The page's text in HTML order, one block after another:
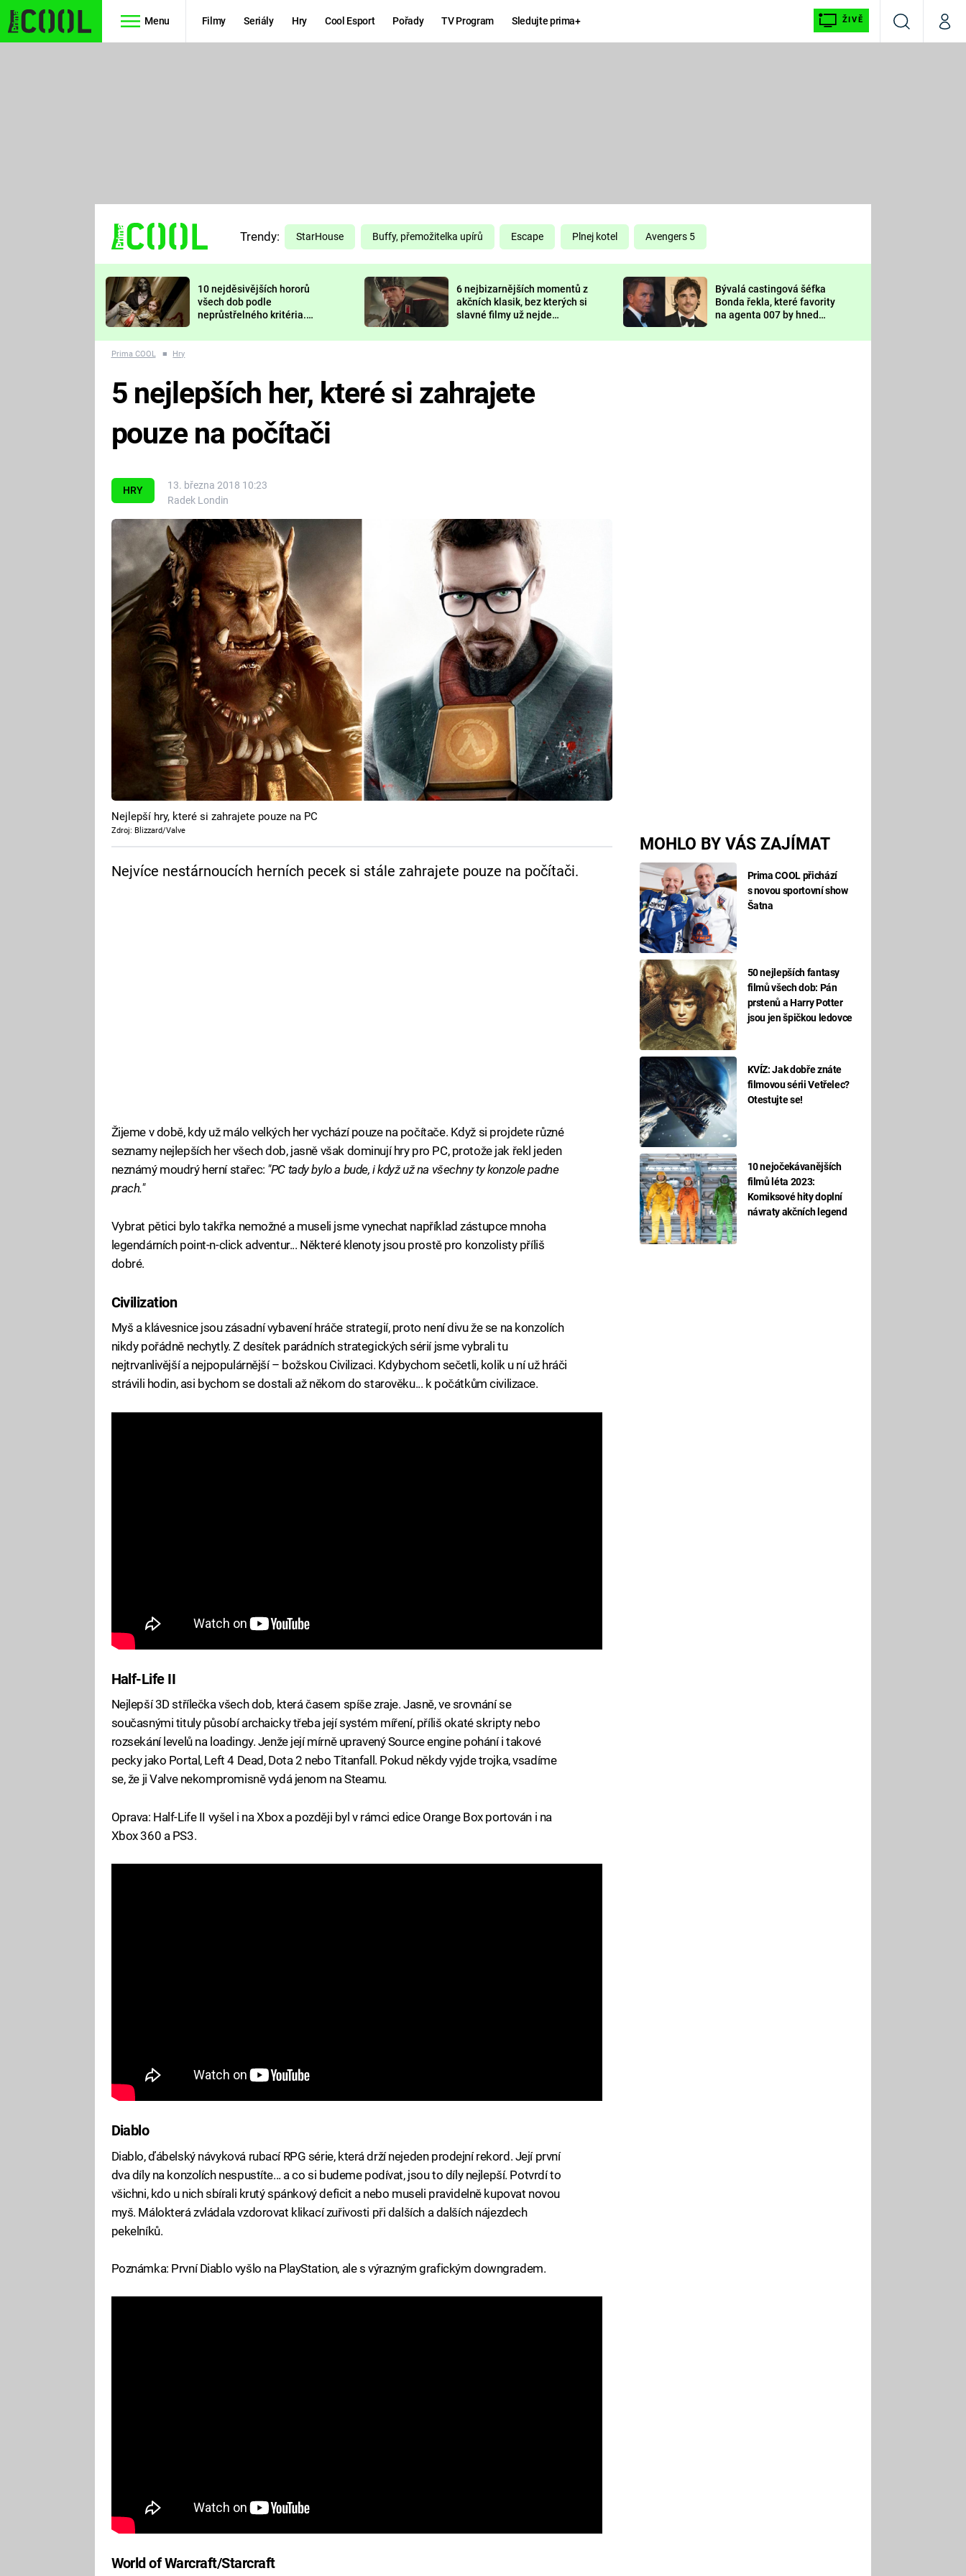
Menu Filmy Seriály Hry Cool Esport Pořady TV Program Sledujte prima+ ŽIVĚ
VyhledáváníMůj
TŘESKU
FUTURAMA
PREDÁTOR
DELIVERANCE
KOMEDIE
CHUCK
NORRIS
DEADPOOL
Prima LAJK
Sledujte nás
Trendy: StarHouse Buffy, přemožitelka upírů Escape Plnej kotel Avengers 5
10 nejděsivějších hororů
všech dob podle
neprůstřelného kritéria.
nejvíc zvednou tep?
6 nejbizarnějších momentů z
akčních klasik, bez kterých si
slavné filmy už nejde
Bývalá castingová šéfka
Bonda řekla, které favority
na agenta 007 by hned
Prima COOL ■ Hry
HRY
13. března 2018 10:23
Radek Londin
MOHLO BY VÁS ZAJÍMAT
Prima COOL přichází
s novou sportovní show
Šatna
50 nejlepších fantasy
filmů všech dob: Pán
prstenů a Harry Potter
jsou jen špičkou ledovce
KVÍZ: Jak dobře znáte
filmovou sérii Vetřelec?
Otestujte se!
10 nejočekávanějších
filmů léta 2023:
Komiksové hity doplní
návraty akčních legend
5 nejlepších her, které si zahrajete
pouze na počítači
Nejlepší hry, které si zahrajete pouze na PC
Zdroj: Blizzard/Valve
Nejvíce nestárnoucích herních pecek si stále zahrajete pouze na počítači.
Žijeme v době, kdy už málo velkých her vychází pouze na počítače. Když si projdete různé
seznamy nejlepších her všech dob, jasně však dominují hry pro PC, protože jak řekl jeden
neznámý moudrý herní stařec: "PC tady bylo a bude, i když už na všechny ty konzole padne
prach."
Vybrat pětici bylo takřka nemožné a museli jsme vynechat například zástupce mnoha
legendárních point-n-click adventur... Některé klenoty jsou prostě pro konzolisty příliš
dobré.
Civilization
Myš a klávesnice jsou zásadní vybavení hráče strategií, proto není divu že se na konzolích
nikdy pořádně nechytly. Z desítek parádních strategických sérií jsme vybrali tu
nejtrvanlivější a nejpopulárnější – božskou Civilizaci. Kdybychom sečetli, kolik u ní už hráči
strávili hodin, asi bychom se dostali až někom do starověku... k počátkům civilizace.
Half-Life II
Nejlepší 3D střílečka všech dob, která časem spíše zraje. Jasně, ve srovnání se
současnými tituly působí archaicky třeba její systém míření, příliš okaté skripty nebo
rozsekání levelů na loadingy. Jenže její mírně upravený Source engine pohání i takové
pecky jako Portal, Left 4 Dead, Dota 2 nebo Titanfall. Pokud někdy vyjde trojka, vsadíme
se, že ji Valve nekompromisně vydá jenom na Steamu.
Oprava: Half-Life II vyšel i na Xbox a později byl v rámci edice Orange Box portován i na
Xbox 360 a PS3.
Diablo
Diablo, ďábelský návyková rubací RPG série, která drží nejeden prodejní rekord. Její první
dva díly na konzolích nespustíte... a co si budeme podívat, jsou to díly nejlepší. Potvrdí to
všichni, kdo u nich sbírali krutý spánkový deficit a nebo museli pravidelně kupovat novou
myš. Málokterá zvládala vzdorovat klikací zuřivosti při dalších a dalších nájezdech
pekelníků.
Poznámka: První Diablo vyšlo na PlayStation, ale s výrazným grafickým downgradem.
World of Warcraft/Starcraft